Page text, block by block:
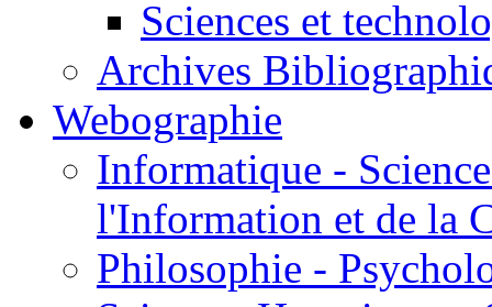
Sciences et
Archives
Webographie
Informatique -
l'Information et de la
Philosophie -